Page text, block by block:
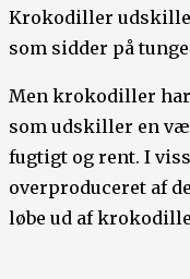
Krokodiller
som sidder på
Men krokodiller
som udskiller en
fugtigt og rent. I
overproduceret af
løbe ud af